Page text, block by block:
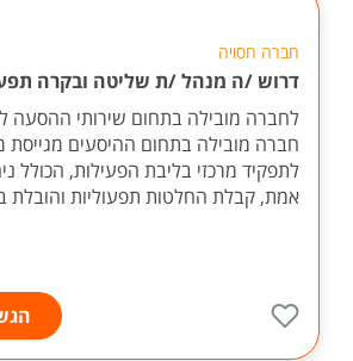
חברה חסויה
דרוש /ה מנהל /ת שליטה ובקרה
לחברה מובילה בתחום שירותי ההסעה
חברה מובילה בתחום ההיסעים
לתפקיד מרכזי בליבת הפעילות, הכולל
אמת, קבלת החלטות תפעוליות והובלת